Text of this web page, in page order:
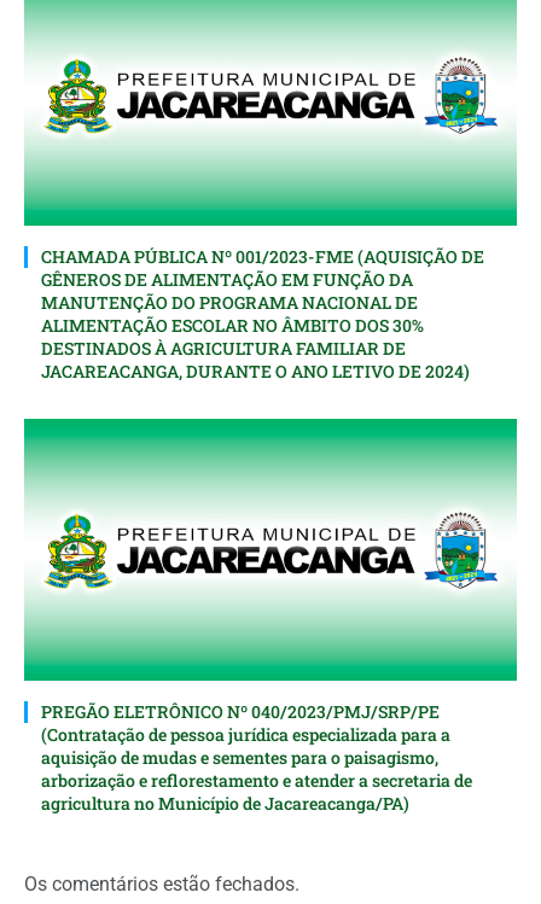
CHAMADA PÚBLICA Nº 001/2023-FME (AQUISIÇÃO DE
GÊNEROS DE ALIMENTAÇÃO EM FUNÇÃO DA
MANUTENÇÃO DO PROGRAMA NACIONAL DE
ALIMENTAÇÃO ESCOLAR NO ÂMBITO DOS 30%
DESTINADOS À AGRICULTURA FAMILIAR DE
JACAREACANGA, DURANTE O ANO LETIVO DE 2024)
PREGÃO ELETRÔNICO Nº 040/2023/PMJ/SRP/PE
(Contratação de pessoa jurídica especializada para a
aquisição de mudas e sementes para o paisagismo,
arborização e reflorestamento e atender a secretaria de
agricultura no Município de Jacareacanga/PA)
Os comentários estão fechados.